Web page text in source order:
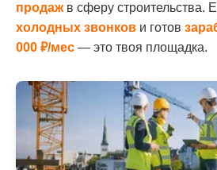
продажв сферу строительства.
холодных звонков и готов
000 ₽/мес — это твоя площадка.